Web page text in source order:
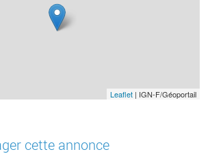
Leaflet | IGN-F/Géoportail
cette annonce